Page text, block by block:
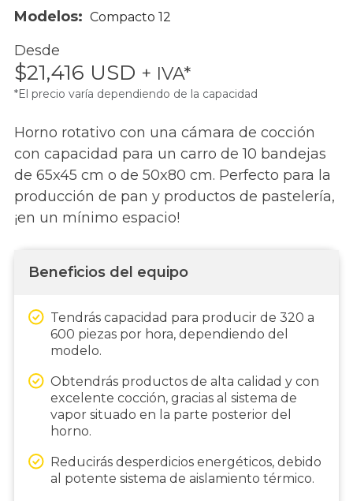
Modelos: Compacto 12
Desde
$21,416 USD + IVA*
*El precio varía dependiendo de la capacidad
Horno rotativo con una cámara de cocción
con capacidad para un carro de 10 bandejas
de 65x45 cm o de 50x80 cm. Perfecto para la
producción de pan y productos de pastelería,
¡en un mínimo espacio!
Beneficios del equipo
Tendrás capacidad para producir de 320 a
600 piezas por hora, dependiendo del
modelo.
Obtendrás productos de alta calidad y con
excelente cocción, gracias al sistema de
vapor situado en la parte posterior del
horno.
Reducirás desperdicios energéticos, debido
al potente sistema de aislamiento térmico.